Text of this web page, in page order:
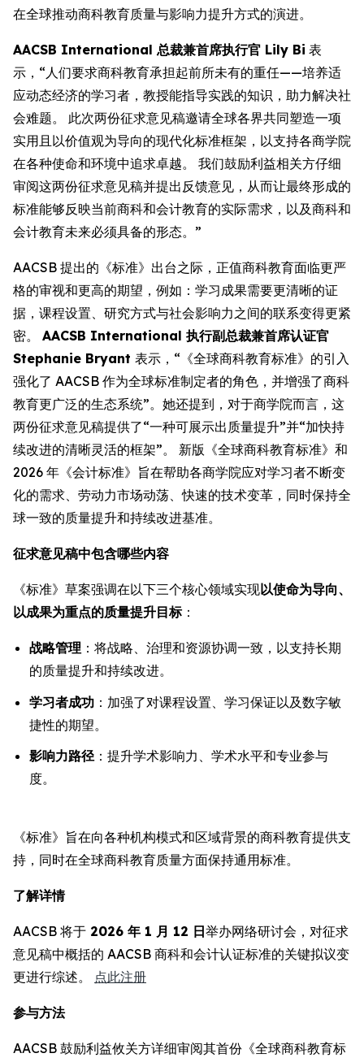
在全球推动商科教育质量与影响力提升方式的演进。
AACSB International 总裁兼首席执行官 Lily Bi 表
示，“人们要求商科教育承担起前所未有的重任——培养适
应动态经济的学习者，教授能指导实践的知识，助力解决社
会难题。 此次两份征求意见稿邀请全球各界共同塑造一项
实用且以价值观为导向的现代化标准框架，以支持各商学院
在各种使命和环境中追求卓越。 我们鼓励利益相关方仔细
审阅这两份征求意见稿并提出反馈意见，从而让最终形成的
标准能够反映当前商科和会计教育的实际需求，以及商科和
会计教育未来必须具备的形态。”
AACSB 提出的《标准》出台之际，正值商科教育面临更严
格的审视和更高的期望，例如：学习成果需要更清晰的证
据，课程设置、研究方式与社会影响力之间的联系变得更紧
密。 AACSB International 执行副总裁兼首席认证官
Stephanie Bryant 表示，“《全球商科教育标准》的引入
强化了 AACSB 作为全球标准制定者的角色，并增强了商科
教育更广泛的生态系统”。她还提到，对于商学院而言，这
两份征求意见稿提供了“一种可展示出质量提升”并“加快持
续改进的清晰灵活的框架”。 新版《全球商科教育标准》和
2026 年《会计标准》旨在帮助各商学院应对学习者不断变
化的需求、劳动力市场动荡、快速的技术变革，同时保持全
球一致的质量提升和持续改进基准。
征求意见稿中包含哪些内容
《标准》草案强调在以下三个核心领域实现以使命为导向、
以成果为重点的质量提升目标：
战略管理 ：将战略、治理和资源协调一致，以支持长期
的质量提升和持续改进。
学习者成功 ：加强了对课程设置、学习保证以及数字敏
捷性的期望。
影响力路径：提升学术影响力、学术水平和专业参与
度。
《标准》旨在向各种机构模式和区域背景的商科教育提供支
持，同时在全球商科教育质量方面保持通用标准。
了解详情
AACSB 将于 2026 年 1 月 12 日举办网络研讨会，对征求
意见稿中概括的 AACSB 商科和会计认证标准的关键拟议变
更进行综述。 点此注册
参与方法
AACSB 鼓励利益攸关方详细审阅其首份《全球商科教育标